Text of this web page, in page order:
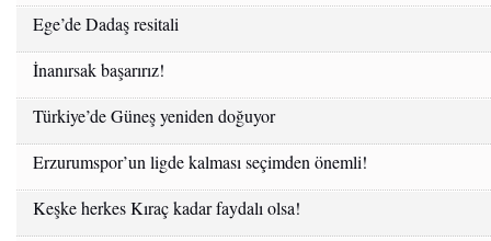
Ege’de Dadaş resitali
İnanırsak başarırız!
Türkiye’de Güneş yeniden doğuyor
Erzurumspor’un ligde kalması seçimden önemli!
Keşke herkes Kıraç kadar faydalı olsa!